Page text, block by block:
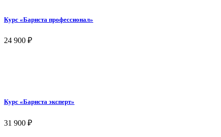
Курс «Бариста профессионал»
24 900 ₽
Курс «Бариста эксперт»
31 900 ₽